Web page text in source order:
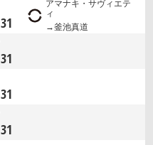
31
アマナキ・サヴィエテ
ィ
釜池真道
31
31
31